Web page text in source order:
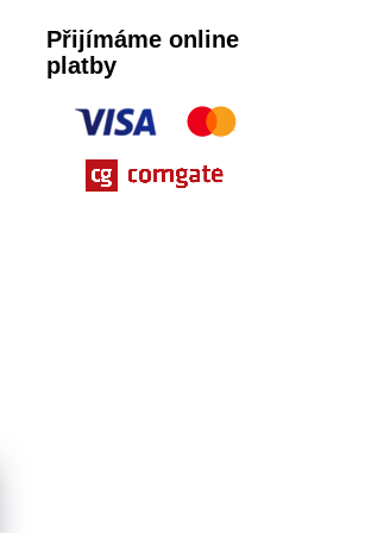
Přijímáme online
platby